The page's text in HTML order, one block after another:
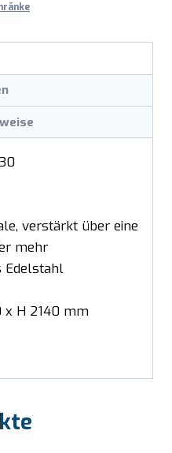
verstärkt über eine
mehr
Edelstahl
H 2140 mm